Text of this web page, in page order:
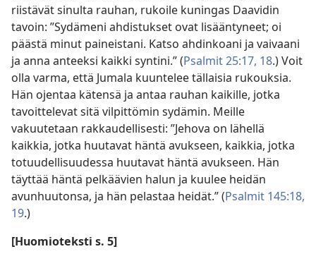
riistävät sinulta rauhan, rukoile kuningas Daavidin
tavoin: ”Sydämeni ahdistukset ovat lisääntyneet; oi
päästä minut paineistani. Katso ahdinkoani ja vaivaani
ja anna anteeksi kaikki syntini.” (Psalmit 25:17, 18.) Voit
olla varma, että Jumala kuuntelee tällaisia rukouksia.
Hän ojentaa kätensä ja antaa rauhan kaikille, jotka
tavoittelevat sitä vilpittömin sydämin. Meille
vakuutetaan rakkaudellisesti: ”Jehova on lähellä
kaikkia, jotka huutavat häntä avukseen, kaikkia, jotka
totuudellisuudessa huutavat häntä avukseen. Hän
täyttää häntä pelkäävien halun ja kuulee heidän
avunhuutonsa, ja hän pelastaa heidät.” (Psalmit 145:18,
19.)
[Huomioteksti s. 5]